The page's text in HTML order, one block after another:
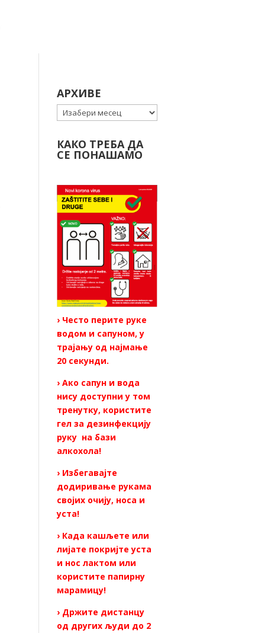
АРХИВЕ
Архиве
КАКО ТРЕБА ДА
СЕ ПОНАШАМО
› Често перите руке
водом и сапуном, у
трајању од најмање
20 секунди.
› Ако сапун и вода
нису доступни у том
тренутку, користите
гел за дезинфекцију
руку на бази
алкохола!
› Избегавајте
додиривање рукама
својих очију, носа и
уста!
› Када кашљете или
лијате покријте уста
и нос лактом или
користите папирну
марамицу!
› Држите дистанцу
од других људи до 2